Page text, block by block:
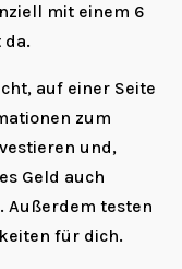
mit einem 6
auf einer Seite
zum
und,
Geld auch
Außerdem testen
für dich.